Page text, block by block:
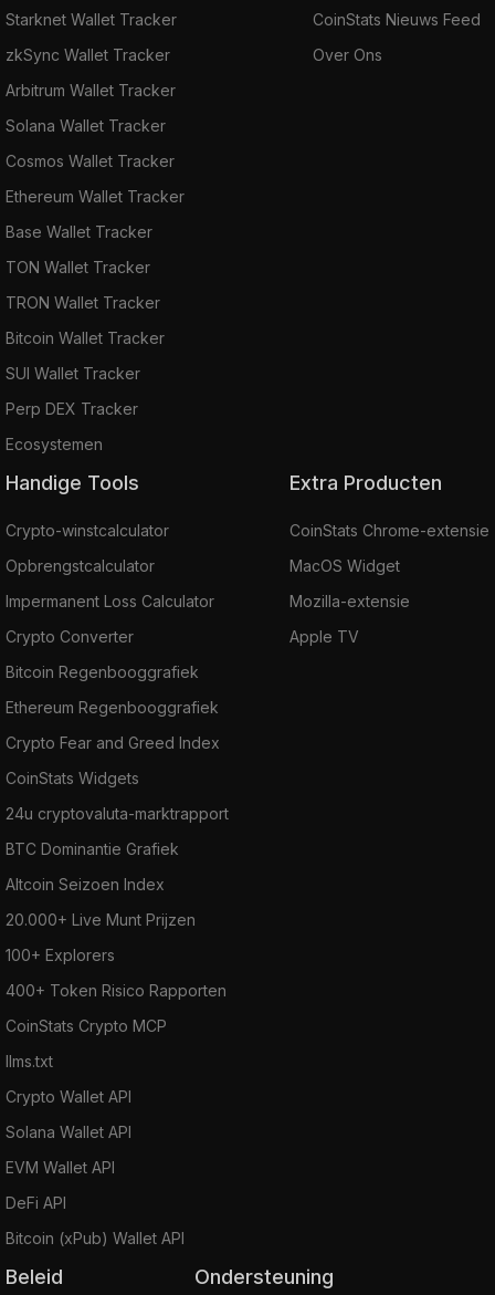
Starknet Wallet Tracker
zkSync Wallet Tracker
Arbitrum Wallet Tracker
Solana Wallet Tracker
Cosmos Wallet Tracker
Ethereum Wallet Tracker
Base Wallet Tracker
TON Wallet Tracker
TRON Wallet Tracker
Bitcoin Wallet Tracker
SUI Wallet Tracker
Perp DEX Tracker
Ecosystemen
CoinStats Nieuws Feed
Over Ons
Handige Tools
Crypto-winstcalculator
Opbrengstcalculator
Impermanent Loss Calculator
Crypto Converter
Bitcoin Regenbooggrafiek
Ethereum Regenbooggrafiek
Crypto Fear and Greed Index
CoinStats Widgets
24u cryptovaluta-marktrapport
BTC Dominantie Grafiek
Altcoin Seizoen Index
20.000+ Live Munt Prijzen
100+ Explorers
400+ Token Risico Rapporten
CoinStats Crypto MCP
llms.txt
Crypto Wallet API
Solana Wallet API
EVM Wallet API
DeFi API
Bitcoin (xPub) Wallet API
Extra Producten
CoinStats Chrome-extensie
MacOS Widget
Mozilla-extensie
Apple TV
Beleid Ondersteuning